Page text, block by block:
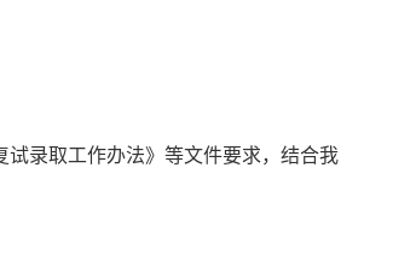
试录取工作办法》等文件要求，结合我